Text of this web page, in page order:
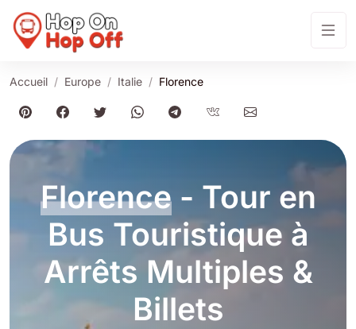
Accueil Europe Italie Florence
Florence- Tour en
Bus Touristique à
Arrêts Multiples &
Billets